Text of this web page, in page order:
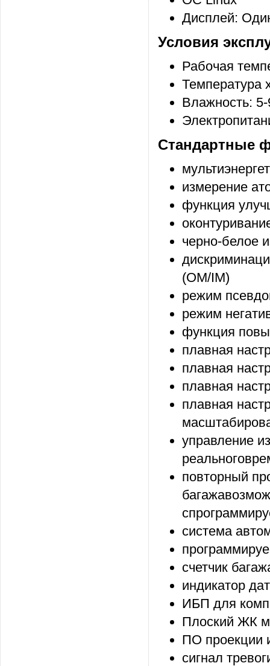
Дисплей:
Условия
Рабочая
Температура
Влажность:
Стандартные
измерение
функция
черно-белое
(OM/IM)
режим
режим
функция
плавная
плавная
плавная
плавная
управление
повторный
система
счетчик
индикатор
ИБП для
Плоский ЖК
ПО проекции
сигнал